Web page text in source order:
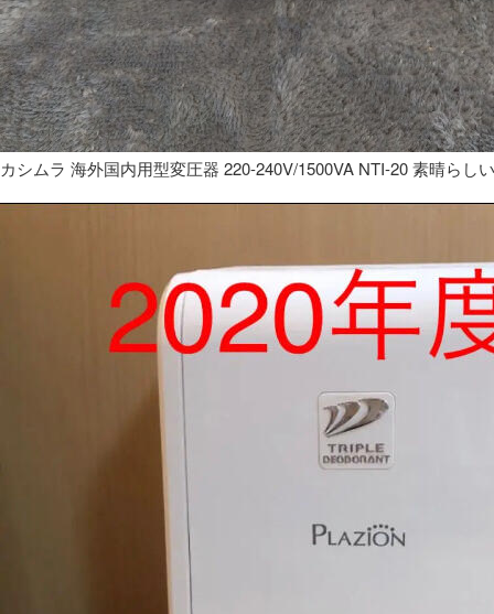
カシムラ 海外国内用型変圧器 220-240V/1500VA NTI-20 素晴らし